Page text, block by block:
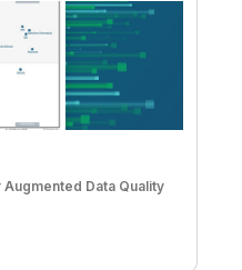
Data Quality